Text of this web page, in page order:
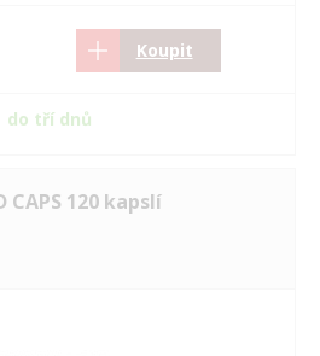
Koupit
do tří dnů
CAPS 120 kapslí